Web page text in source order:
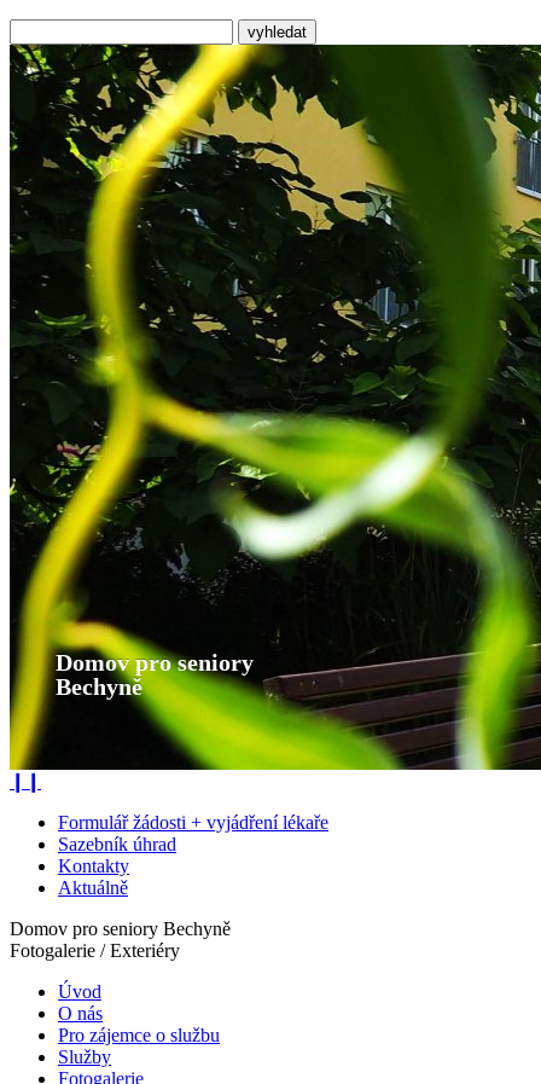
Domov pro seniory
Bechyně
Formulář žádosti + vyjádření lékaře
Sazebník úhrad
Kontakty
Aktuálně
Domov pro seniory Bechyně
Fotogalerie / Exteriéry
Úvod
O nás
Pro zájemce o službu
Služby
Fotogalerie